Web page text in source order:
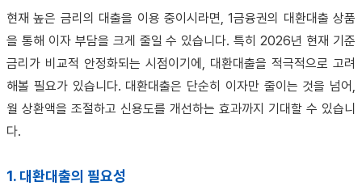
현재 높은 금리의 대출을 이용 중이시라면, 1금융권의 대환대출 상품
을 통해 이자 부담을 크게 줄일 수 있습니다. 특히 2026년 현재 기준
금리가 비교적 안정화되는 시점이기에, 대환대출을 적극적으로 고려
해볼 필요가 있습니다. 대환대출은 단순히 이자만 줄이는 것을 넘어,
월 상환액을 조절하고 신용도를 개선하는 효과까지 기대할 수 있습니
다.
1. 대환대출의 필요성